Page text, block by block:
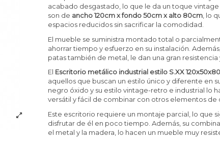
acabado desgastado, lo que le da un toque
son de ancho 120cm x fondo 50cm x alto 80cm, lo
espacios reducidos sin sacrificar la comodidad.
El mueble se suministra montado total o
ahorrar tiempo y esfuerzo en su instalación.
patas también de metal, le dan una gran resistencia
El Escritorio metálico industrial estilo S.XX
aquellos que buscan un estilo único y diferente en
negro óxido y su estilo vintage-retro e industrial lo
versátil y fácil de combinar con otros elementos de
Este escritorio requiere un montaje parcial, lo que
disfrutar de él en poco tiempo. Además, su
el metal y la madera, lo hacen un mueble muy